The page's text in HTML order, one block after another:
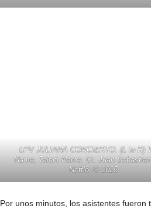
LPV JULIANA CONCIERTO. (L to R)
Name, Talent Name. Cr. Juan
Netflix ©️ 2025
Por unos minutos, los asistentes fueron